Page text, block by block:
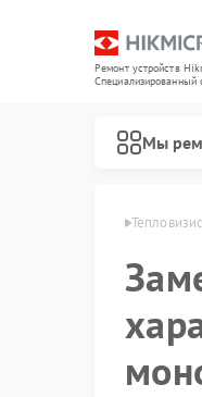
Ремонт устройств
Специализированный
Мы
в Луганске